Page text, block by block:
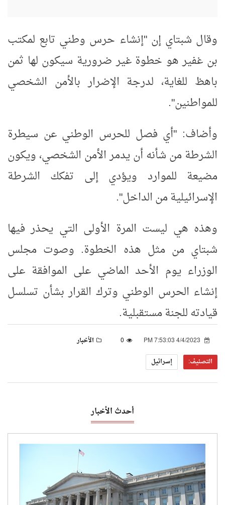
وقال شبتاي إن "إنشاء حرس وطني تابع لمكتب
بن غفير هو خطوة غير ضرورية سيكون لها ثمن
باهظ للغاية، لدرجة الإضرار بالأمن الشخصي
للمواطنين".
وأضاف: "أي فصل للحرس الوطني عن سيطرة
الشرطة من شأنه أن يدمر الأمن الشخصي، ويكون
مضيعة للموارد ويؤدي إلى تفكك الشرطة
الإسرائيلية من الداخل".
وهذه هي ليست المرة الأولى التي يحذر فيها
شبتاي من مثل هذه الخطوة. وصوت مجلس
الوزراء يوم الأحد الماضي على الموافقة على
إنشاء الحرس الوطني وترك القرار بشأن تسلسل
قيادته للجنة مستقبلية.
0
الأخبار
التصنيف:
إسرائيل
أحدث الأخبار